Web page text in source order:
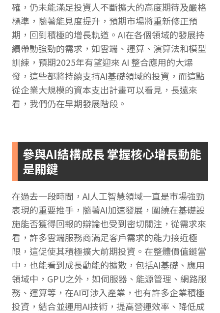
確，仍未能滿足投資人不斷擴大的高度期待及嚴格
標準，隨著能見度提升，預期市場將重新修正預
期，回到積極的增長軌道。AI在各個領域的發展持
續帶動強勁的需求，如雲端、運算、演算法和模型
訓練，預期2025年有望迎來 AI 整合應用的大爆
發，這些都將持續支持AI基礎領域的投資，而這點
從企業大規模的資本支出計畫可以看見，長遠來
看，我們仍在早期發展階段。
參與AI結構成長 掌握核心增長動能
是關鍵
在過去一段時間，AI人工智慧領域一直是市場強勁
表現的重要推手，隨著AI加速發展，圍繞在基礎設
施能否獲得回報的辯論也受到密切關注，從需求來
看，許多雲端服務商滿足客戶需求的能力接近極
限，這促使其積極擴大前期投資。在整體價值鏈當
中，也能看到成長動能的擴散，包括AI基礎、應用
領域中，GPU之外，如伺服器、能源管理、網路服
務、運算等，在AI可涉入產業，也有許多企業積極
投資，結合並運用AI技術，提高營運效率、降低成